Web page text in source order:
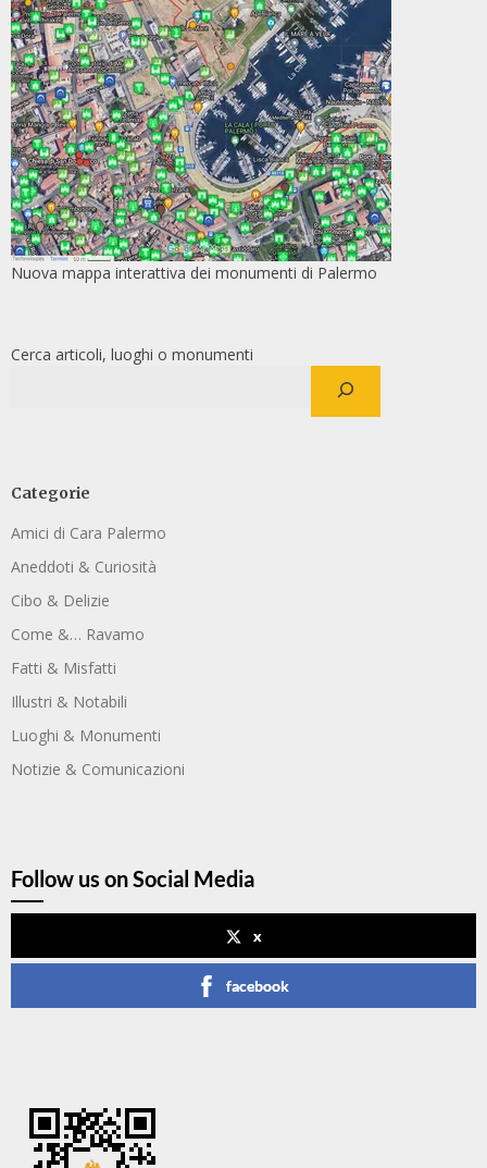
Nuova mappa interattiva dei monumenti di Palermo
Cerca articoli, luoghi o monumenti
Categorie
Amici di Cara Palermo
Aneddoti & Curiosità
Cibo & Delizie
Come &… Ravamo
Fatti & Misfatti
Illustri & Notabili
Luoghi & Monumenti
Notizie & Comunicazioni
Follow us on Social Media
x
facebook